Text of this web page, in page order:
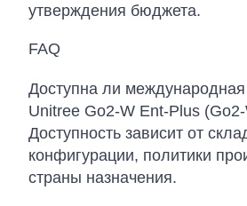
утверждения бюджета.
FAQ
Доступна ли международная
Unitree Go2-W Ent-Plus
Доступность зависит от
конфигурации, политики
страны назначения.